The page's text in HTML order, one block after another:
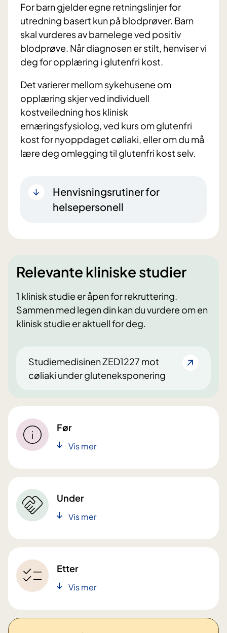
For barn gjelder egne retningslinjer for
utredning basert kun på blodprøver. Barn
skal vurderes av barnelege ved positiv
blodprøve. Når diagnosen er stilt, henviser vi
deg for opplæring i glutenfri kost.
Det varierer mellom sykehusene om
opplæring skjer ved individuell
kostveiledning hos klinisk
ernæringsfysiolog, ved kurs om glutenfri
kost for nyoppdaget cøliaki, eller om du må
lære deg omlegging til glutenfri kost selv.
Henvisningsrutiner for
helsepersonell
Relevante kliniske studier
1 klinisk studie er åpen for rekruttering.
Sammen med legen din kan du vurdere om en
klinisk studie er aktuell for deg.
Studiemedisinen ZED1227 mot
cøliaki under gluteneksponering
Før
Vis mer
Under
Vis mer
Etter
Vis mer